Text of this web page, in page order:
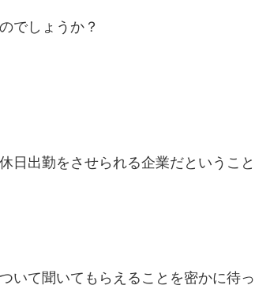
でしょうか？
日出勤をさせられる企業だということ
いて聞いてもらえることを密かに待っ